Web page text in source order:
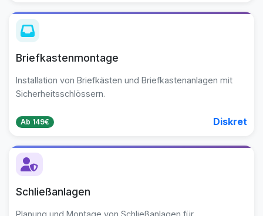
Briefkastenmontage
Installation von Briefkästen und Briefkastenanlagen mit
Sicherheitsschlössern.
Ab 149€ Diskret
Schließanlagen
Planung und Montage von Schließanlagen für